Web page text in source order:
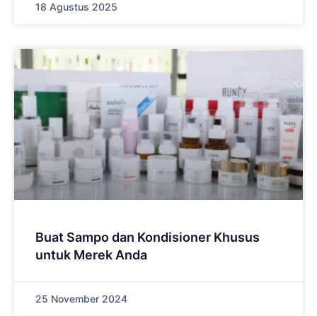
18 Agustus 2025
Buat Sampo dan Kondisioner Khusus
untuk Merek Anda
25 November 2024